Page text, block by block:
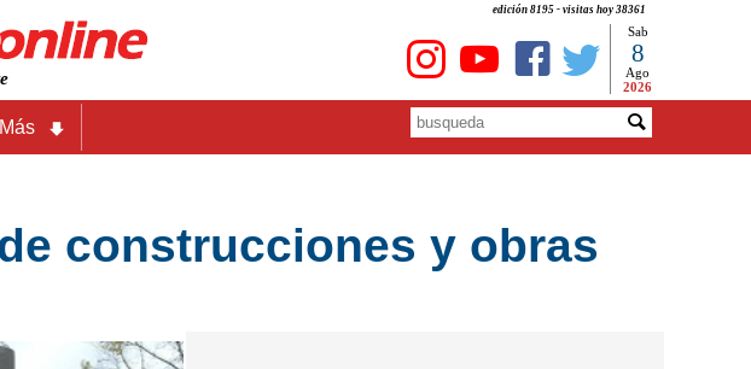
edición 8195 - visitas hoy 38361
Sab
8
Ago
2026
Más
construcciones y obras